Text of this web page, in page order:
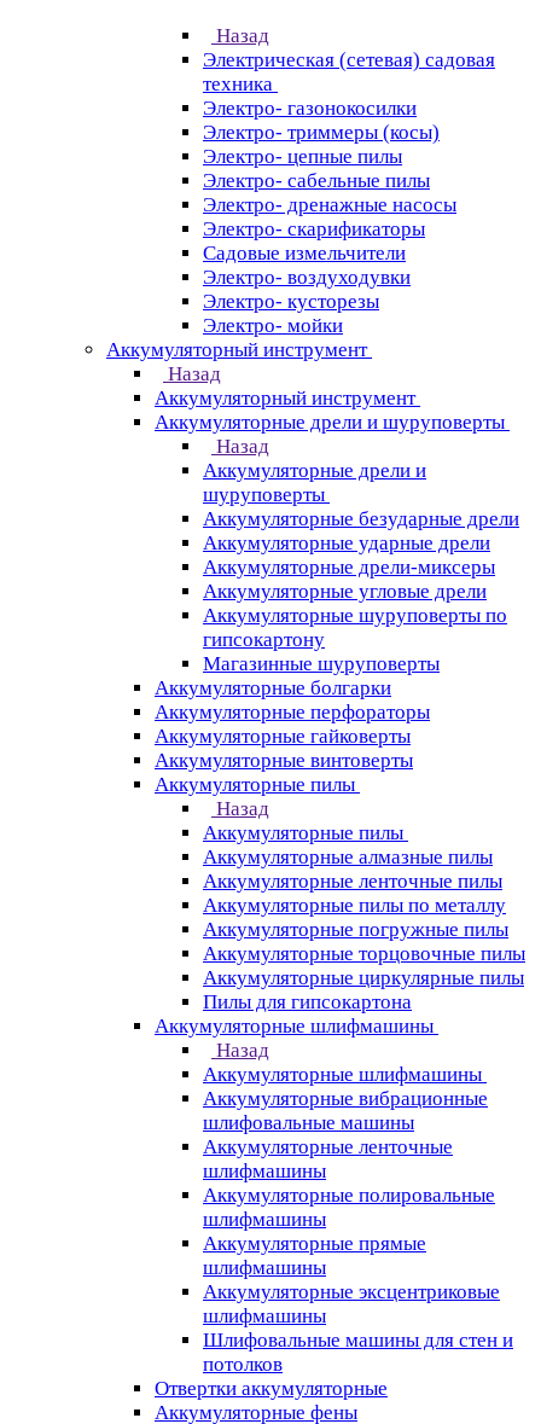
Назад
Электрическая (сетевая) садовая
техника
Электро- газонокосилки
Электро- триммеры (косы)
Электро- цепные пилы
Электро- сабельные пилы
Электро- дренажные насосы
Электро- скарификаторы
Садовые измельчители
Электро- воздуходувки
Электро- кусторезы
Электро- мойки
Аккумуляторный инструмент
Назад
Аккумуляторный инструмент
Аккумуляторные дрели и шуруповерты
Назад
Аккумуляторные дрели и
шуруповерты
Аккумуляторные безударные дрели
Аккумуляторные ударные дрели
Аккумуляторные дрели-миксеры
Аккумуляторные угловые дрели
Аккумуляторные шуруповерты по
гипсокартону
Магазинные шуруповерты
Аккумуляторные болгарки
Аккумуляторные перфораторы
Аккумуляторные гайковерты
Аккумуляторные винтоверты
Аккумуляторные пилы
Назад
Аккумуляторные пилы
Аккумуляторные алмазные пилы
Аккумуляторные ленточные пилы
Аккумуляторные пилы по металлу
Аккумуляторные погружные пилы
Аккумуляторные торцовочные пилы
Аккумуляторные циркулярные пилы
Пилы для гипсокартона
Аккумуляторные шлифмашины
Назад
Аккумуляторные шлифмашины
Аккумуляторные вибрационные
шлифовальные машины
Аккумуляторные ленточные
шлифмашины
Аккумуляторные полировальные
шлифмашины
Аккумуляторные прямые
шлифмашины
Аккумуляторные эксцентриковые
шлифмашины
Шлифовальные машины для стен и
потолков
Отвертки аккумуляторные
Аккумуляторные фены